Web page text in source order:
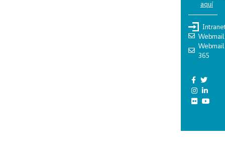
aquí
Webmail
Webmail
365